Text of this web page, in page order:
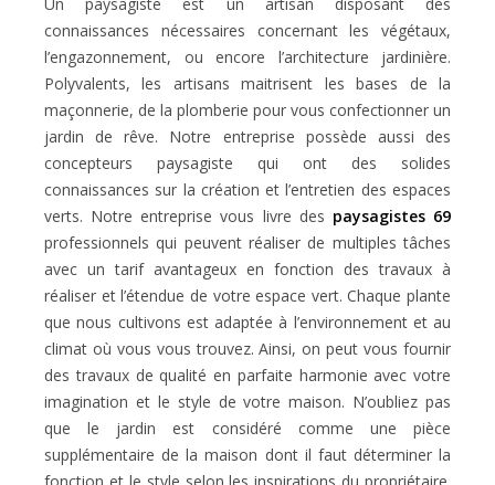
connaissances nécessaires concernant les végétaux,
l’engazonnement, ou encore l’architecture jardinière.
Polyvalents, les artisans maitrisent les bases de la
maçonnerie, de la plomberie pour vous confectionner un
jardin de rêve. Notre entreprise possède aussi des
concepteurs paysagiste qui ont des solides
connaissances sur la création et l’entretien des espaces
verts. Notre entreprise vous livre des paysagistes 69
professionnels qui peuvent réaliser de multiples tâches
avec un tarif avantageux en fonction des travaux à
réaliser et l’étendue de votre espace vert. Chaque plante
que nous cultivons est adaptée à l’environnement et au
climat où vous vous trouvez. Ainsi, on peut vous fournir
des travaux de qualité en parfaite harmonie avec votre
imagination et le style de votre maison. N’oubliez pas
que le jardin est considéré comme une pièce
supplémentaire de la maison dont il faut déterminer la